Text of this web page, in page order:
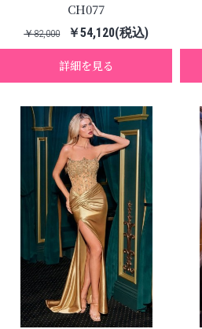
CH077
￥82,000 ￥54,120(税込)
詳細を見る